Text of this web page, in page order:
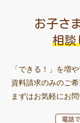
お子さ
相談
「できる！」を増
資料請求のみのご
まずはお気軽にお